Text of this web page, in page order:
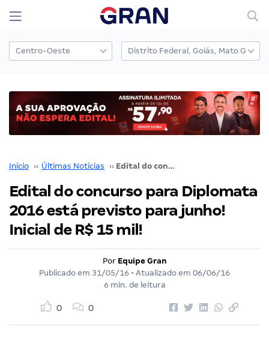
Início ›› Últimas Notícias ›› Edital do concurso para Diplomata 2016 está previsto para junho! Inicial de R$ 15 mil!
Edital do concurso para Diplomata
2016 está previsto para junho!
Inicial de R$ 15 mil!
Por Equipe Gran
Publicado em 31/05/16 • Atualizado em 06/06/16
6 min. de leitura
0 0